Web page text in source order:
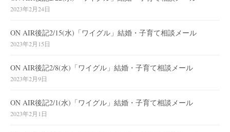
2023年2月24日
ON AIR後記2/15(水)「ワイグル」結婚・子育て相談メール
2023年2月15日
ON AIR後記2/8(水)「ワイグル」結婚・子育て相談メール
2023年2月9日
ON AIR後記2/1(水)「ワイグル」結婚・子育て相談メール
2023年2月1日